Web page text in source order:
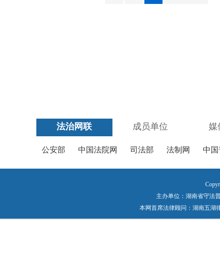
法治网联 成员单位 媒
公安部 中国法院网 司法部 法制网 中
主办单位：湖南省守法
本网首席法律顾问：湖南五湖